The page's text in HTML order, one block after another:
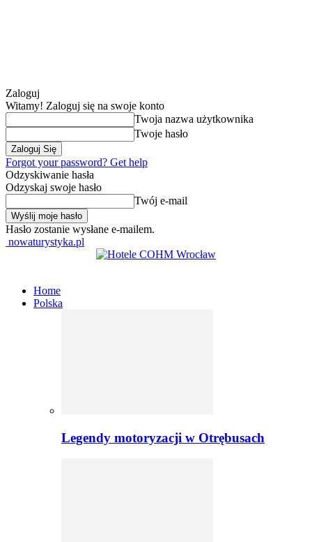
Zaloguj
Witamy! Zaloguj się na swoje konto
Twoja nazwa użytkownika
Twoje hasło
Forgot your password? Get help
Odzyskiwanie hasła
Odzyskaj swoje hasło
Twój e-mail
Hasło zostanie wysłane e-mailem.
nowaturystyka.pl
Home
Polska
Legendy motoryzacji w Otrębusach